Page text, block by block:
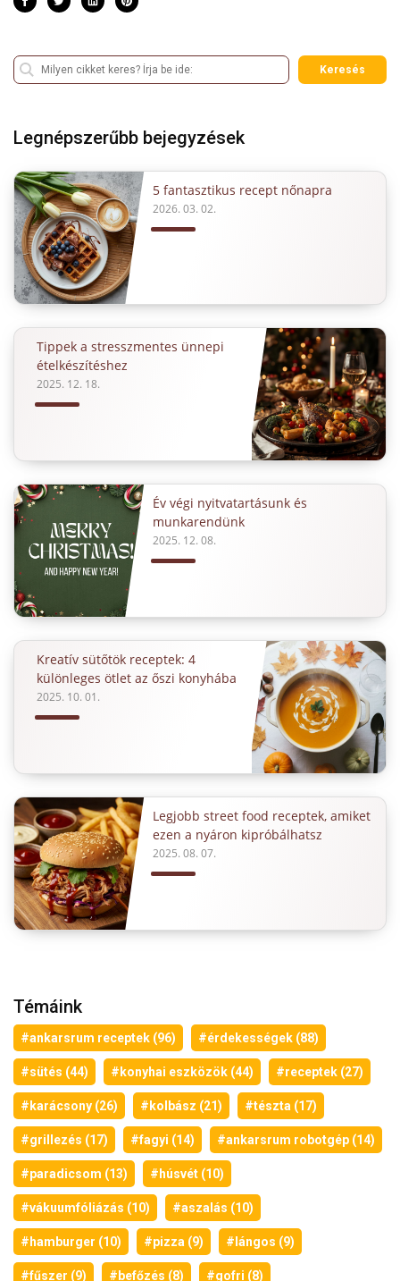
Keresés
Legnépszerűbb bejegyzések
5 fantasztikus recept nőnapra
2026. 03. 02.
Tippek a stresszmentes ünnepi
ételkészítéshez
2025. 12. 18.
Év végi nyitvatartásunk és
munkarendünk
2025. 12. 08.
Kreatív sütőtök receptek: 4
különleges ötlet az őszi konyhába
2025. 10. 01.
Legjobb street food receptek, amiket
ezen a nyáron kipróbálhatsz
2025. 08. 07.
Témáink
#ankarsrum receptek (96) #érdekességek (88)
#sütés (44) #konyhai eszközök (44) #receptek (27)
#karácsony (26) #kolbász (21) #tészta (17)
#grillezés (17) #fagyi (14) #ankarsrum robotgép (14)
#paradicsom (13) #húsvét (10)
#vákuumfóliázás (10) #aszalás (10)
#hamburger (10) #pizza (9) #lángos (9)
#fűszer (9) #befőzés (8) #gofri (8)